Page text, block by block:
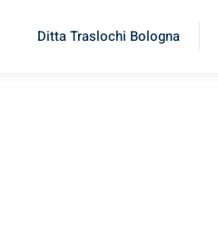
Ditta Traslochi Bologna